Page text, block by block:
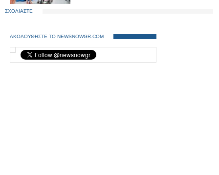
ΣΧΟΛΙΑΣΤΕ
ΑΚΟΛΟΥΘΗΣΤΕ ΤΟ NEWSNOWGR.COM